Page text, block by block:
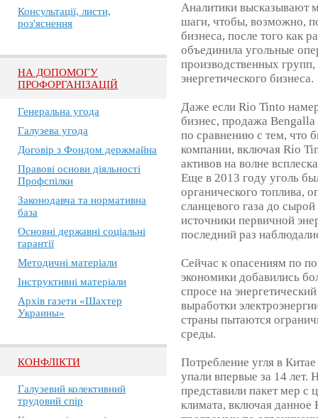
Консультації, листи,
роз'яснення
НА ДОПОМОГУ
ПРОФОРГАНІЗАЦІЙ
Генеральна угода
Галузева угода
Договір з Фондом держмайна
Правові основи діяльності
Профспілки
Законодавча та нормативна
база
Основні державні соціальні
гарантії
Методичні матеріали
Інструктивні матеріали
Архів газети «Шахтер
Украины»
КОНФЛІКТИ
Галузевий колективний
трудовий спір
Аналитики высказывают
шаги, чтобы, возможно,
бизнеса, после того как
объединила угольные
производственных групп,
энергетического бизнеса.
Даже если Rio Tinto
бизнес, продажа Bengalla
по сравнению с тем, что
компании, включая Rio
активов на волне
Еще в 2013 году уголь
органического топлива,
сланцевого газа до
источники первичной
последний раз
Сейчас к опасениям по
экономики добавились
спросе на
выработки
страны пытаются
среды.
Потребление угля в
упали впервые за 14
представили пакет мер с
климата, включая данное